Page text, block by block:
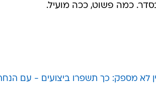
כמה פשוט, ככה מועיל.
לא מספק: כך תשפרו ביצועים - עם